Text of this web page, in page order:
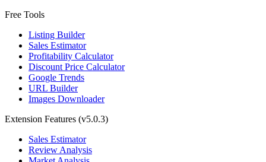
Free Tools
Listing Builder
Sales Estimator
Profitability Calculator
Discount Price Calculator
Google Trends
URL Builder
Images Downloader
Extension Features (v5.0.3)
Sales Estimator
Review Analysis